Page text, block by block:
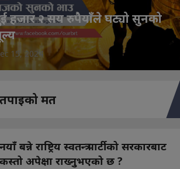
हजार २ सय रुपैयाँले घट्यो सुनको
15, 2024
तपाइको मत
नयाँ बन्ने राष्ट्रिय स्वतन्त्र पार्टीको सरकारबाट
कस्तो अपेक्षा राख्नुभएको छ ?